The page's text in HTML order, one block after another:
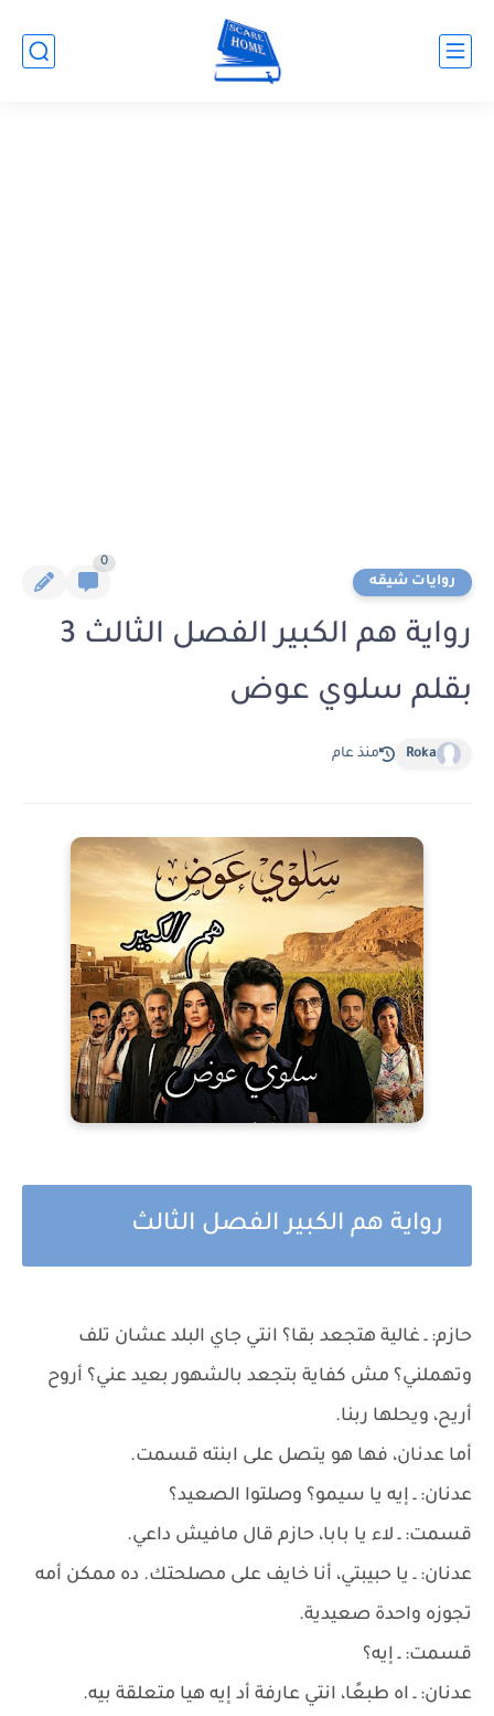
روايات شيقه
0
رواية هم الكبير الفصل الثالث 3
بقلم سلوي عوض
Roka منذ عام
رواية هم الكبير الفصل الثالث
حازم: ـ غالية هتجعد بقا؟ انتي جاي البلد عشان تلف
وتهملني؟ مش كفاية بتجعد بالشهور بعيد عني؟ أروح
أريح، ويحلها ربنا.
أما عدنان، فها هو يتصل على ابنته قسمت.
عدنان: ـ إيه يا سيمو؟ وصلتوا الصعيد؟
قسمت: ـ لاء يا بابا، حازم قال مافيش داعي.
عدنان: ـ يا حبيبتي، أنا خايف على مصلحتك. ده ممكن أمه
تجوزه واحدة صعيدية.
قسمت: ـ إيه؟
عدنان: ـ اه طبعًا، انتي عارفة أد إيه هيا متعلقة بيه.